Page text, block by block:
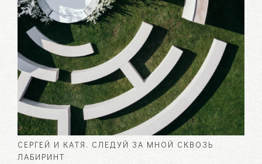
СЕРГЕЙ И КАТЯ. СЛЕДУЙ ЗА МНОЙ СКВОЗЬ
ЛАБИРИНТ